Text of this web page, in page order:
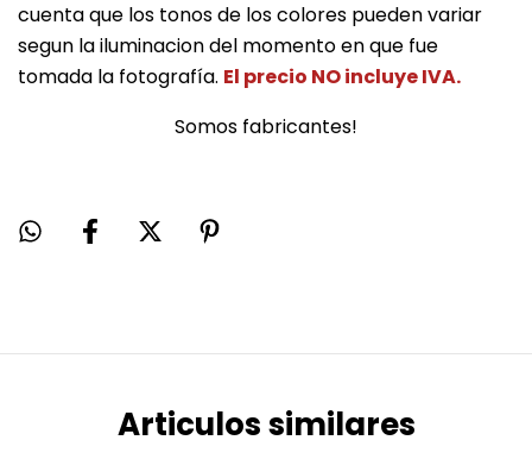
cuenta que los tonos de los colores pueden variar
segun la iluminacion del momento en que fue
tomada la fotografía. El precio NO incluye IVA.
Somos fabricantes!
Articulos similares